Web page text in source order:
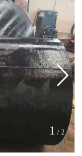
1 / 2